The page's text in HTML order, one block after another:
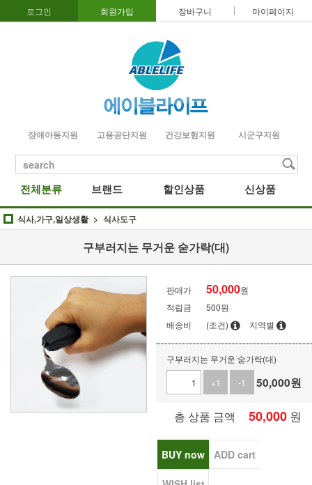
로그인 회원가입 장바구니 마이페이지
장애아동지원 고용공단지원 건강보험지원 시군구지원
search
전체분류 브랜드 할인상품 신상품
식사,가구,일상생활 식사도구
구부러지는 무거운 숟가락(대)
판매가 50,000원
적립금
500원
배송비
(조건) 지역별
구부러지는 무거운 숟가락(대)
+1
-1 50,000원
총 상품 금액 50,000 원
BUY now ADD cart